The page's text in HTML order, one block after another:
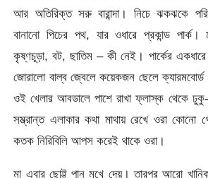
আর অতিরিক্ত সরু বারান্দা। নিচে ঝকঝকে
বানানো পিচের পথ, যার ওধারে প্রকান্ড
কৃষ্ণচূড়া, বট, ছাতিম – কী নেই। পার্কের
জোরালো বাল্ব জ্বেলে কয়েকজন ছেলে ক্যারমবোর্ড
ওই খেলার আবডালে পাশে রাখা ফ্লাস্ক থেকে
সম্ভ্রান্ত এলাকার কথা মাথায় রেখে ওরা কোনো
কতক নিরিবিলি আপস করেই থাকে ওরা।
মা এবার ছোট্ট পান মুখে দেয়। তারপর আরো